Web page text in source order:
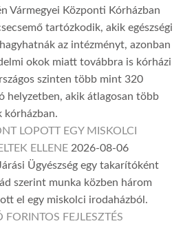
Vármegyei Központi Kórházban
tartózkodik, akik egészségi
az intézményt, azonban
okok miatt továbbra is kórházi
szinten több mint 320
helyzetben, akik átlagosan több
LOPOTT EGY MISKOLCI
ELLENE 2026-08-06
Ügyészség egy takarítóként
szerint munka közben három
el egy miskolci irodaházból.
FEJLESZTÉS